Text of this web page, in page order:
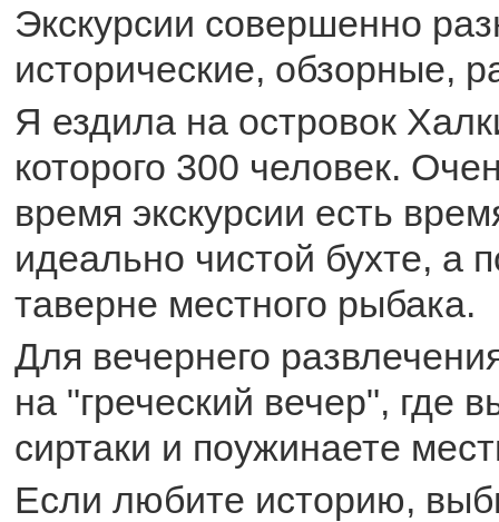
Экскурсии совершенно
исторические, обзорные,
Я ездила на островок
которого 300 человек.
время экскурсии есть
идеально чистой бухте, а
таверне местного рыбака.
Для вечернего
на "греческий вечер", где
сиртаки и поужинаете
Если любите историю,